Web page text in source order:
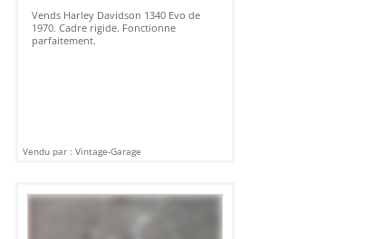
Vends Harley Davidson 1340 Evo de
1970. Cadre rigide. Fonctionne
parfaitement.
Vendu par : Vintage-Garage